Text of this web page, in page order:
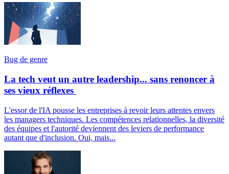
Bug de genre
La tech veut un autre leadership... sans renoncer à
ses vieux réflexes
L'essor de l'IA pousse les entreprises à revoir leurs attentes envers
les managers techniques. Les compétences relationnelles, la diversité
des équipes et l'autorité deviennent des leviers de performance
autant que d'inclusion. Oui, mais...